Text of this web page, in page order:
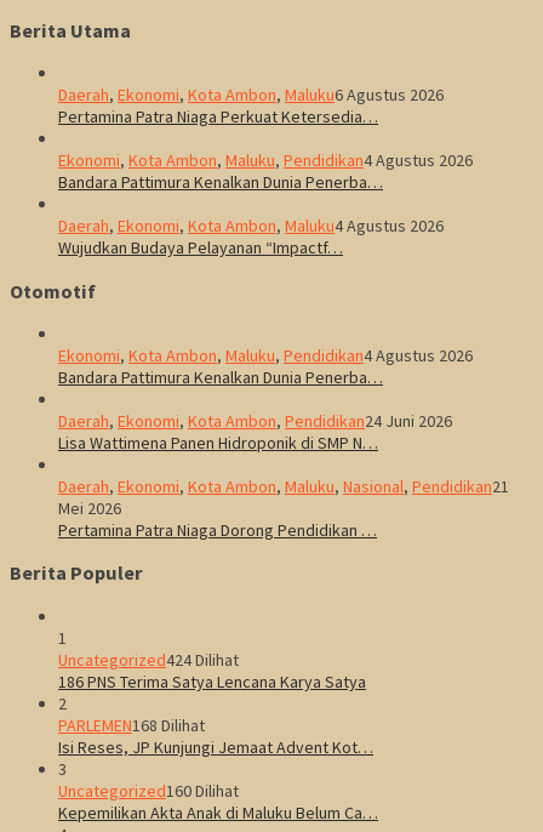
Berita Utama
Daerah, Ekonomi, Kota Ambon, Maluku6 Agustus 2026
Pertamina Patra Niaga Perkuat Ketersedia…
Ekonomi, Kota Ambon, Maluku, Pendidikan4 Agustus 2026
Bandara Pattimura Kenalkan Dunia Penerba…
Daerah, Ekonomi, Kota Ambon, Maluku4 Agustus 2026
Wujudkan Budaya Pelayanan “Impactf…
Otomotif
Ekonomi, Kota Ambon, Maluku, Pendidikan4 Agustus 2026
Bandara Pattimura Kenalkan Dunia Penerba…
Daerah, Ekonomi, Kota Ambon, Pendidikan24 Juni 2026
Lisa Wattimena Panen Hidroponik di SMP N…
Daerah, Ekonomi, Kota Ambon, Maluku, Nasional, Pendidikan21
Mei 2026
Pertamina Patra Niaga Dorong Pendidikan …
Berita Populer
1
Uncategorized424 Dilihat
186 PNS Terima Satya Lencana Karya Satya
2
PARLEMEN168 Dilihat
Isi Reses, JP Kunjungi Jemaat Advent Kot…
3
Uncategorized160 Dilihat
Kepemilikan Akta Anak di Maluku Belum Ca…